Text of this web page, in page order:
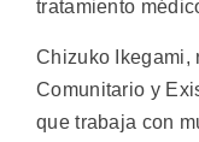
tratamiento
Chizuko Ikegami,
Comunitario y
que trabaja con